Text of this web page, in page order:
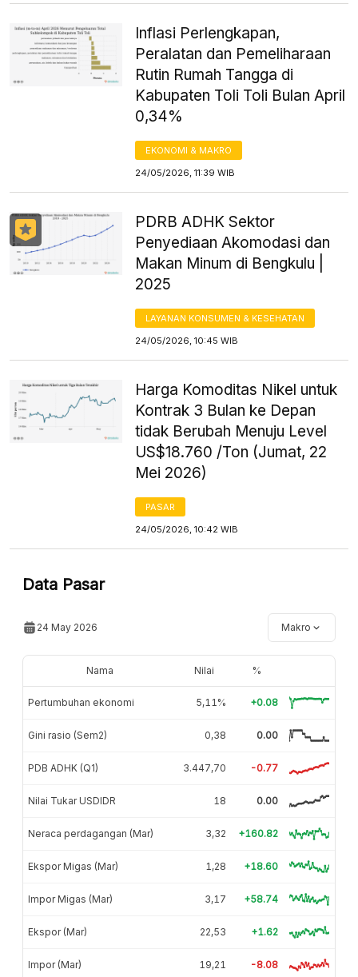
Inflasi Perlengkapan,
Peralatan dan Pemeliharaan
Rutin Rumah Tangga di
Kabupaten Toli Toli Bulan April
0,34%
EKONOMI & MAKRO
24/05/2026, 11:39 WIB
PDRB ADHK Sektor
Penyediaan Akomodasi dan
Makan Minum di Bengkulu |
2025
LAYANAN KONSUMEN & KESEHATAN
24/05/2026, 10:45 WIB
Harga Komoditas Nikel untuk
Kontrak 3 Bulan ke Depan
tidak Berubah Menuju Level
US$18.760 /Ton (Jumat, 22
Mei 2026)
PASAR
24/05/2026, 10:42 WIB
Data Pasar
24 May 2026 Makro
Nama Nilai %
Pertumbuhan ekonomi 5,11% +0.08
Gini rasio (Sem2) 0,38 0.00
PDB ADHK (Q1) 3.447,70 -0.77
Nilai Tukar USDIDR 18 0.00
Neraca perdagangan (Mar) 3,32 +160.82
Ekspor Migas (Mar) 1,28 +18.60
Impor Migas (Mar) 3,17 +58.74
Ekspor (Mar) 22,53 +1.62
Impor (Mar) 19,21 -8.08